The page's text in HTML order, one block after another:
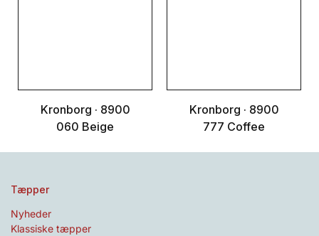
Kronborg · 8900
060 Beige
Kronborg · 8900
777 Coffee
Tæpper
Nyheder
Klassiske tæpper